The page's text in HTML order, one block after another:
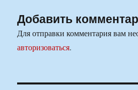
Добавить
Для отправки комментария вам
авторизоваться.